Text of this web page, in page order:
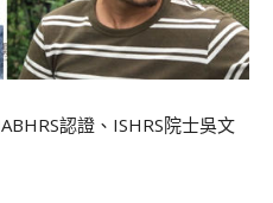
認證、ISHRS院士吳文